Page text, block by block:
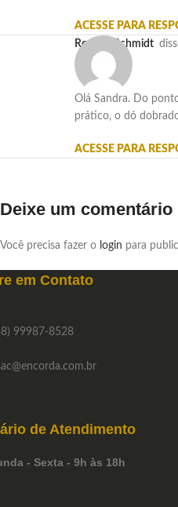
ACESSE PARA
Rogério Schmidt
Olá Sandra. Do
prático, o dó
ACESSE PARA
Deixe um comentário
Você precisa fazer o login para
em Contato
99987-8528
@encorda.com.br
de Atendimento
- Sexta - 9h às 18h